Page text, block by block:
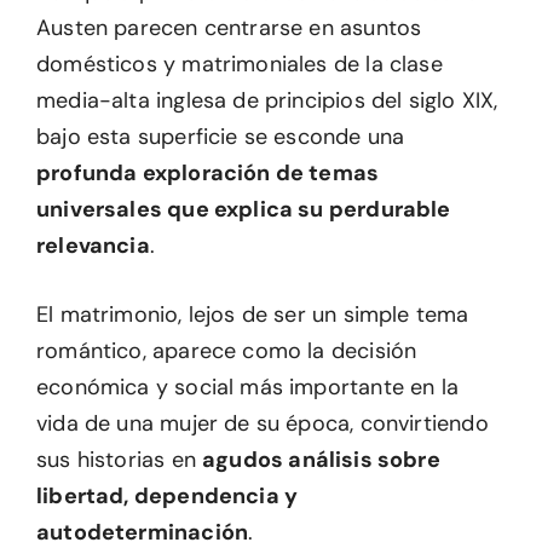
Austen parecen centrarse en asuntos
domésticos y matrimoniales de la clase
media-alta inglesa de principios del siglo XIX,
bajo esta superficie se esconde una
profunda exploración de temas
universales que explica su perdurable
relevancia.
El matrimonio, lejos de ser un simple tema
romántico, aparece como la decisión
económica y social más importante en la
vida de una mujer de su época, convirtiendo
sus historias en agudos análisis sobre
libertad, dependencia y
autodeterminación.